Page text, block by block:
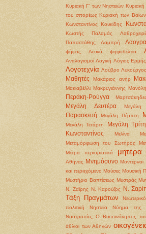
Κυριακή Γ' των Νηστειών Κυριακή
του σπορέως Κυριακή των Βαίων
Κωνσταντίνος Κουκίδης
Κωστής Παλαμάς
Παπαστάθης
Λαμπρή
ψήφος
Λευκό ψηφοδέλτιο
Αναλογισμοί Λογική Λόγιος
Λογοτεχνία Λούβρο
Μαθητές Μακάριος ανήρ
Μακιαβέλλι Μακρυγιάννης
Περάκη-Ρούγγα
Μεγάλη Δευτέρα
Παρασκευή
Μεγάλη Πέμπτη
Μεγάλη Τετάρτη Μεγάλη Τρίτη
Κωνσταντίνος
Μελίνα
Μεταμόρφωση του Σωτήρος
Μέτρα περιοριστικά
μητέρα
Αθήνας Μνημόσυνο Μοντέρνοι
και περιεχόμενο Μούσες Μουσική
Μυστήριο Βαπτίσεως Μυστράς
Ν. Ζαΐρης Ν. Καρούζος Ν.
Τάξη Πραγμάτων
πολιτική
Νηστεία Νόημα της
Νοοτροπίες Ο Βυσσινόκηπος
άθλιοι των Αθηνών